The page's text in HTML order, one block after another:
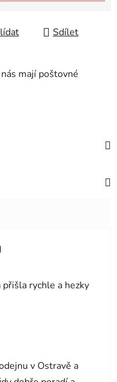
Sdílet
mají poštovné
rychle a hezky
v Ostravě a